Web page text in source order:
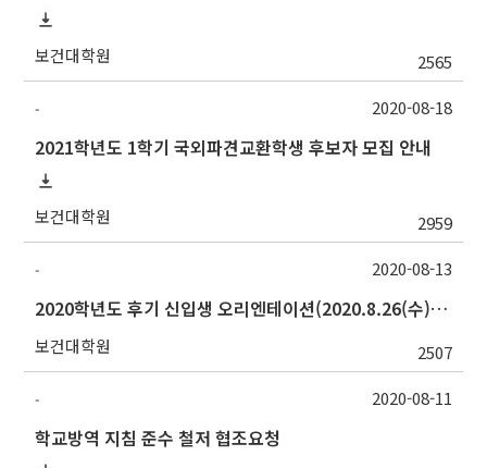
보건대학원 2565
-
2021학년도 1학기 국외파견교환학생 후보자 모집 안내
보건대학원 2959
2020-08-18
-
2020학년도 후기 신입생 오리엔테이션(2020.8.26(수)) 안내
보건대학원 2507
2020-08-13
-
학교방역 지침 준수 철저 협조요청
2020-08-11